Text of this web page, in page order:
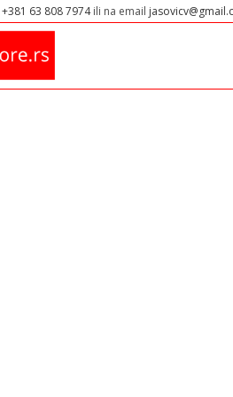
+381 63 808 7974ili na email